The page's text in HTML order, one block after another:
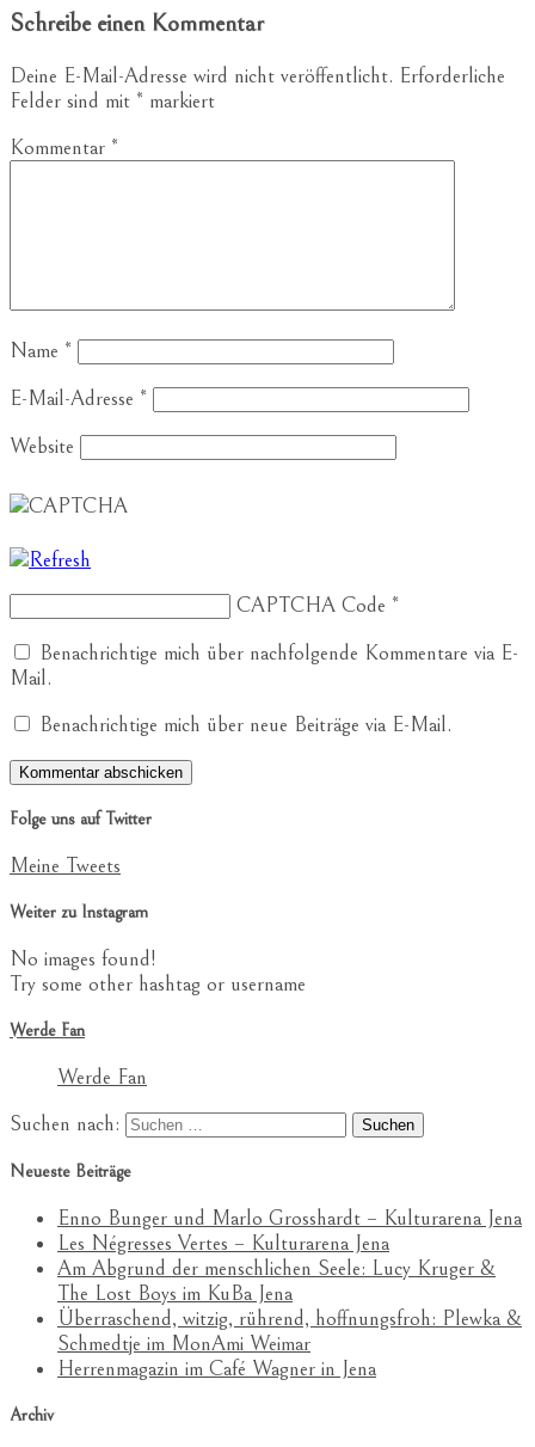
Schreibe einen Kommentar
Deine E-Mail-Adresse wird nicht veröffentlicht. Erforderliche
Felder sind mit * markiert
Kommentar *
Name *
E-Mail-Adresse *
Website
CAPTCHA Code *
Benachrichtige mich über nachfolgende Kommentare via E-
Mail.
Benachrichtige mich über neue Beiträge via E-Mail.
Folge uns auf Twitter
Meine Tweets
Weiter zu Instagram
No images found!
Try some other hashtag or username
Werde Fan
Werde Fan
Suchen nach:
Neueste Beiträge
Enno Bunger und Marlo Grosshardt – Kulturarena Jena
Les Négresses Vertes – Kulturarena Jena
Am Abgrund der menschlichen Seele: Lucy Kruger &
The Lost Boys im KuBa Jena
Überraschend, witzig, rührend, hoffnungsfroh: Plewka &
Schmedtje im MonAmi Weimar
Herrenmagazin im Café Wagner in Jena
Archiv